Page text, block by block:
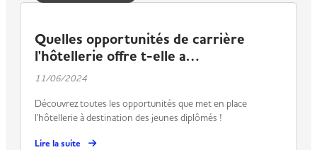
Quelles opportunités de carrière
l'hôtellerie offre t-elle a…
11/06/2024
Découvrez toutes les opportunités que met en place
l'hôtellerie à destination des jeunes diplômés !
Lire la suite